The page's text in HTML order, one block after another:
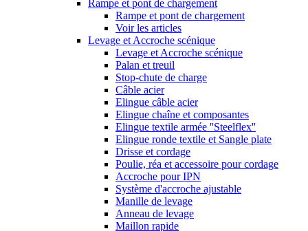
Rampe et pont de chargement
Rampe et pont de chargement
Voir les articles
Levage et Accroche scénique
Levage et Accroche scénique
Palan et treuil
Stop-chute de charge
Câble acier
Elingue câble acier
Elingue chaîne et composantes
Elingue textile armée ''Steelflex''
Elingue ronde textile et Sangle plate
Drisse et cordage
Poulie, réa et accessoire pour cordage
Accroche pour IPN
Système d'accroche ajustable
Manille de levage
Anneau de levage
Maillon rapide